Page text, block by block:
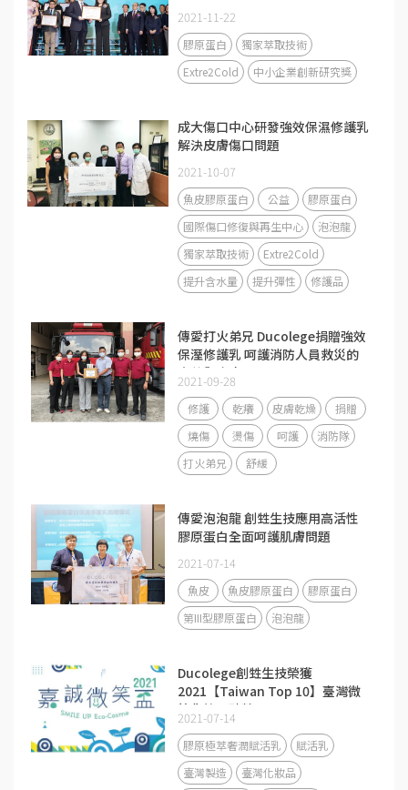
2021-11-22
膠原蛋白
獨家萃取技術
Extre2Cold
中小企業創新研究獎
成大傷口中心研發強效保濕修護乳
解決皮膚傷口問題
2021-10-07
魚皮膠原蛋白 公益
膠原蛋白
國際傷口修復與再生中心
泡泡龍
獨家萃取技術
Extre2Cold
提升含水量
提升彈性 修護品
傳愛打火弟兄 Ducolege捐贈強效
保溼修護乳 呵護消防人員救災的
辛苦與疼痛
2021-09-28
修護 乾癢 皮膚乾燥
捐贈
燒傷
燙傷 呵護
消防隊
打火弟兄
舒緩
傳愛泡泡龍 創甡生技應用高活性
膠原蛋白全面呵護肌膚問題
2021-07-14
魚皮 魚皮膠原蛋白
膠原蛋白
第III型膠原蛋白
泡泡龍
Ducolege創甡生技榮獲
2021【Taiwan Top 10】臺灣微
笑化粧品殊榮！
2021-07-14
膠原極萃奢潤賦活乳
賦活乳
臺灣製造
臺灣化妝品